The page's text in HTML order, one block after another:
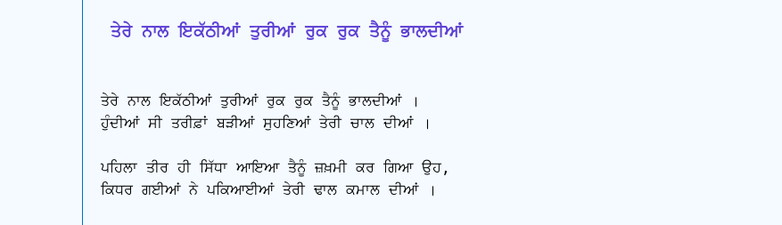
ਤੇਰੇ ਨਾਲ ਇਕੱਠੀਆਂ ਤੁਰੀਆਂ ਰੁਕ ਰੁਕ ਤੈਨੂੰ ਭਾਲਦੀਆਂ
ਤੇਰੇ ਨਾਲ ਇਕੱਠੀਆਂ ਤੁਰੀਆਂ ਰੁਕ ਰੁਕ ਤੈਨੂੰ ਭਾਲਦੀਆਂ ।
ਹੁੰਦੀਆਂ ਸੀ ਤਰੀਫ਼ਾਂ ਬੜੀਆਂ ਸੁਹਣਿਆਂ ਤੇਰੀ ਚਾਲ ਦੀਆਂ ।
ਪਹਿਲਾ ਤੀਰ ਹੀ ਸਿੱਧਾ ਆਇਆ ਤੈਨੂੰ ਜ਼ਖ਼ਮੀ ਕਰ ਗਿਆ ਉਹ,
ਕਿਧਰ ਗਈਆਂ ਨੇ ਪਕਿਆਈਆਂ ਤੇਰੀ ਢਾਲ ਕਮਾਲ ਦੀਆਂ ।